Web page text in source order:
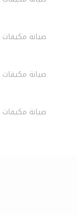
صيانة مكيفات
صيانة مكيفات
صيانة مكيفات